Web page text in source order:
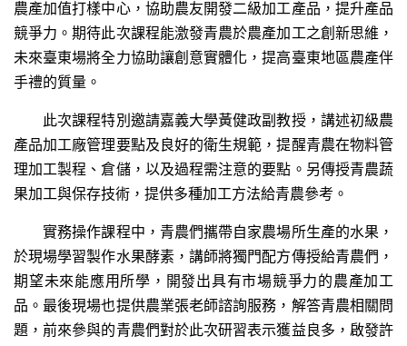
農產加值打樣中心，協助農友開發二級加工產品，提升產品
競爭力。期待此次課程能激發青農於農產加工之創新思維，
未來臺東場將全力協助讓創意實體化，提高臺東地區農產伴
手禮的質量。
此次課程特別邀請嘉義大學黃健政副教授，講述初級農
產品加工廠管理要點及良好的衛生規範，提醒青農在物料管
理加工製程、倉儲，以及過程需注意的要點。另傳授青農蔬
果加工與保存技術，提供多種加工方法給青農參考。
實務操作課程中，青農們攜帶自家農場所生產的水果，
於現場學習製作水果酵素，講師將獨門配方傳授給青農們，
期望未來能應用所學，開發出具有市場競爭力的農產加工
品。最後現場也提供農業張老師諮詢服務，解答青農相關問
題，前來參與的青農們對於此次研習表示獲益良多，啟發許